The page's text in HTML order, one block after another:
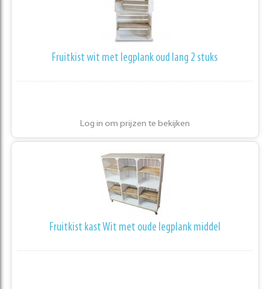
Fruitkist wit met legplank oud lang 2 stuks
Log in om prijzen te bekijken
Fruitkist kast Wit met oude legplank middel